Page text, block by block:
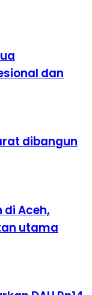
dan
dibangun
Aceh,
utama